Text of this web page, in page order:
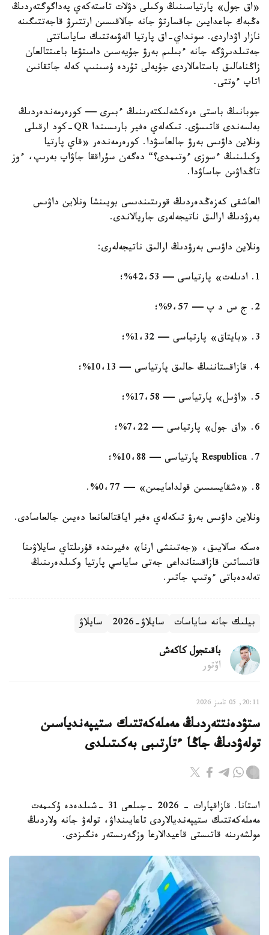
«اق جول» پارتياسىنىڭ وكىلى دۋلات تاستەكەي پەداگوگتەردىڭ
ەڭبەك جاعدايىن جاقسارتۋ جانە جالاقىسىن ارتتىرۋ قاجەتتىگىنە
نازار اۋداردى. سونداي-اق پارتيا الەۋمەتتىك ساياساتتى
جەتىلدىرۋگە جانە ءبىلىم بەرۋ جۇيەسىن دامىتۋعا باعىتتالعان
زاڭنامالىق باستامالاردى جۇيەلى تۇردە ۇسىنىپ كەلە جاتقانىن
اتاپ ءوتتى.
جوبانىڭ باستى ەرەكشەلىكتەرىنىڭ ءبىرى — كورەرمەندەردىڭ
بەلسەندى قاتىسۋى. تىكەلەي ەفير بارىسىندا QR-كود ارقىلى
ونلاين داۋىس بەرۋ جالعاسۋدا. كورەرمەندەر «قاي پارتيا
وكىلىنىڭ ءسوزى ءوتىمدى؟“ دەگەن سۇراققا جاۋاپ بەرىپ، ءوز
تاڭداۋىن جاساۋدا.
العاشقى كەزەڭدەردىڭ قورىتىندىسى بويىنشا ونلاين داۋىس
بەرۋدىڭ ارالىق ناتيجەلەرى جاريالاندى.
ونلاين داۋىس بەرۋدىڭ ارالىق ناتيجەلەرى:
1. ادىلەت» پارتياسى — 42،53%؛
2. ج س د پ — 9،57%؛
3. «بايتاق» پارتياسى — 1،32%؛
4. قازاقستاننىڭ حالىق پارتياسى — 10،13%؛
5. «اۋىل» پارتياسى — 17،58%؛
6. «اق جول» پارتياسى — 7،22%؛
7. Respublica پارتياسى — 10،88%؛
8. «ەشقايسىسىن قولدامايمىن» — 0،77%.
ونلاين داۋىس بەرۋ تىكەلەي ەفير اياقتالعانعا دەيىن جالعاسادى.
ەسكە سالايىق، «جەتىنشى ارنا» ەفيرىندە قۇرىلتاي سايلاۋىنا
قاتىساتىن قازاقستانداعى جەتى ساياسي پارتيا وكىلدەرىنىڭ
تەلەدەباتى ءوتىپ جاتىر.
بيلىك جانە ساياسات سايلاۋ-2026 سايلاۋ
باقىتجول كاكەش
اۆتور
20:11, 05 تامىز 2026
ستۋدەنتتەردىڭ مەملەكەتتىك ستيپەندياسىن
تولەۋدىڭ جاڭا ءتارتىبى بەكىتىلدى
استانا. قازاقپارات - 2026 -جىلعى 31 -شىلدەدە ۇكىمەت
مەملەكەتتىك ستيپەنديالاردى تاعايىنداۋ، تولەۋ جانە ولاردىڭ
مولشەرىنە قاتىستى قاعيدالارعا وزگەرىستەر ەنگىزدى.